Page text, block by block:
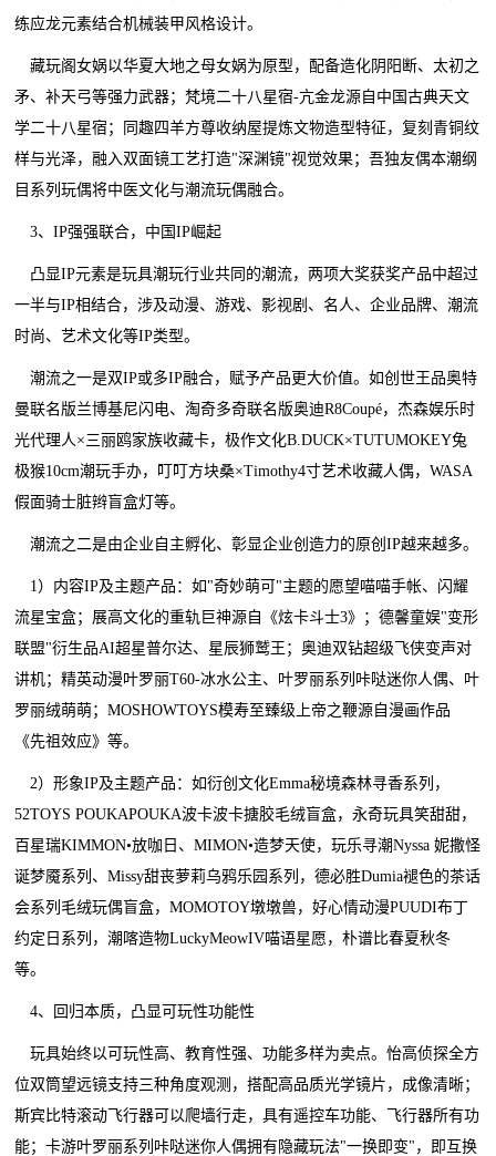
练应龙元素结合机械装甲风格设计。
藏玩阁女娲以华夏大地之母女娲为原型，配备造化阴阳断、太初之
矛、补天弓等强力武器；梵境二十八星宿-亢金龙源自中国古典天文
学二十八星宿；同趣四羊方尊收纳屋提炼文物造型特征，复刻青铜纹
样与光泽，融入双面镜工艺打造"深渊镜"视觉效果；吾独友偶本潮纲
目系列玩偶将中医文化与潮流玩偶融合。
3、IP强强联合，中国IP崛起
凸显IP元素是玩具潮玩行业共同的潮流，两项大奖获奖产品中超过
一半与IP相结合，涉及动漫、游戏、影视剧、名人、企业品牌、潮流
时尚、艺术文化等IP类型。
潮流之一是双IP或多IP融合，赋予产品更大价值。如创世王品奥特
曼联名版兰博基尼闪电、淘奇多奇联名版奥迪R8Coupé，杰森娱乐时
光代理人×三丽鸥家族收藏卡，极作文化B.DUCK×TUTUMOKEY兔
极猴10cm潮玩手办，叮叮方块桑×Timothy4寸艺术收藏人偶，WASA
假面骑士脏辫盲盒灯等。
潮流之二是由企业自主孵化、彰显企业创造力的原创IP越来越多。
1）内容IP及主题产品：如"奇妙萌可"主题的愿望喵喵手帐、闪耀
流星宝盒；展高文化的重轨巨神源自《炫卡斗士3》；德馨童娱"变形
联盟"衍生品AI超星普尔达、星辰狮鹫王；奥迪双钻超级飞侠变声对
讲机；精英动漫叶罗丽T60-冰水公主、叶罗丽系列咔哒迷你人偶、叶
罗丽绒萌萌；MOSHOWTOYS模寿至臻级上帝之鞭源自漫画作品
《先祖效应》等。
2）形象IP及主题产品：如衍创文化Emma秘境森林寻香系列，
52TOYS POUKAPOUKA波卡波卡搪胶毛绒盲盒，永奇玩具笑甜甜，
百星瑞KIMMON•放咖日、MIMON•造梦天使，玩乐寻潮Nyssa 妮撒怪
诞梦魇系列、Missy甜丧萝莉乌鸦乐园系列，德必胜Dumia褪色的茶话
会系列毛绒玩偶盲盒，MOMOTOY墩墩兽，好心情动漫PUUDI布丁
约定日系列，潮喀造物LuckyMeowIV喵语星愿，朴谱比春夏秋冬
等。
4、回归本质，凸显可玩性功能性
玩具始终以可玩性高、教育性强、功能多样为卖点。怡高侦探全方
位双筒望远镜支持三种角度观测，搭配高品质光学镜片，成像清晰；
斯宾比特滚动飞行器可以爬墙行走，具有遥控车功能、飞行器所有功
能；卡游叶罗丽系列咔哒迷你人偶拥有隐藏玩法"一换即变"，即互换